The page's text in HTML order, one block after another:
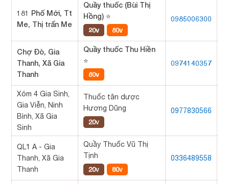
181 Phố Mới, Tt
Me, Thị trấn Me
Quầy thuốc (Bùi Thị
Hồng) ⭐
20v 80v
0985006300
Chợ Đò, Gia
Thanh, Xã Gia
Thanh
Quầy thuốc Thu Hiền
⭐
80v
0974140357
Xóm 4 Gia Sinh,
Gia Viễn, Ninh
Bình, Xã Gia
Sinh
Thuốc tân dược
Hương Dũng
20v
0977830566
QL1 A - Gia
Thanh, Xã Gia
Thanh
Quầy Thuốc Vũ Thị
Tịnh
20v 80v
0336489558